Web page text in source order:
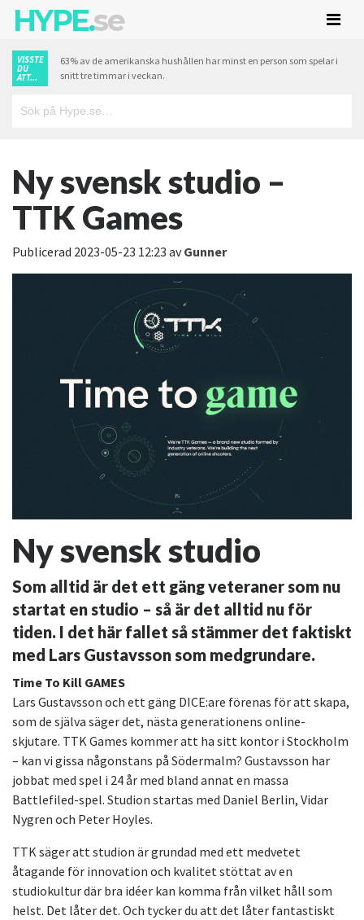
HYPE.se
VISSTE
DU
ATT...
63% av de amerikanska hushållen har minst en person som spelar i
snitt tre timmar i veckan.
Ny svensk studio –
TTK Games
Publicerad 2023-05-23 12:23 avGunner
Ny svensk studio
Som alltid är det ett gäng veteraner som nu
startat en studio – så är det alltid nu för
tiden. I det här fallet så stämmer det faktiskt
med Lars Gustavsson som medgrundare.
Time To Kill GAMES
Lars Gustavsson och ett gäng DICE:are förenas för att skapa,
som de själva säger det, nästa generationens online-
skjutare. TTK Games kommer att ha sitt kontor i Stockholm
– kan vi gissa någonstans på Södermalm? Gustavsson har
jobbat med spel i 24 år med bland annat en massa
Battlefiled-spel. Studion startas med Daniel Berlin, Vidar
Nygren och Peter Hoyles.
TTK säger att studion är grundad med ett medvetet
åtagande för innovation och kvalitet stöttat av en
studiokultur där bra idéer kan komma från vilket håll som
helst. Det låter det. Och tycker du att det låter fantastiskt